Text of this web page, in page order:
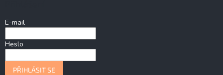
E-mail
Heslo
PŘIHLÁSIT SE